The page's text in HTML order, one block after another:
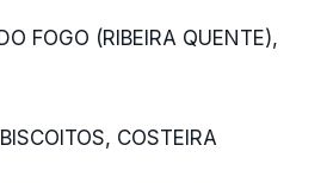
FOGO (RIBEIRA QUENTE),
COSTEIRA